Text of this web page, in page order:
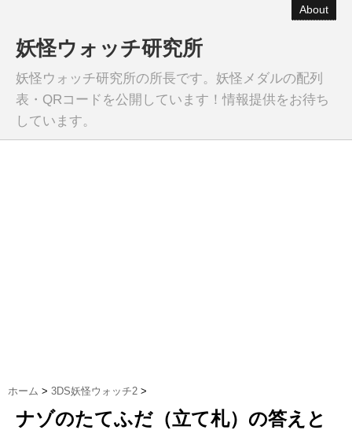
About
妖怪ウォッチ研究所
妖怪ウォッチ研究所の所長です。妖怪メダルの配列
表・QRコードを公開しています！情報提供をお待ち
しています。
ホーム > 3DS妖怪ウォッチ2 >
ナゾのたてふだ（立て札）の答えと